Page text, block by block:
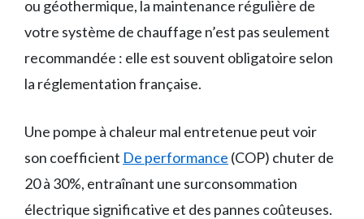
ou géothermique, la maintenance régulière de
votre système de chauffage n’est pas seulement
recommandée : elle est souvent obligatoire selon
la réglementation française.
Une pompe à chaleur mal entretenue peut voir
son coefficient De performance (COP) chuter de
20 à 30%, entraînant une surconsommation
électrique significative et des pannes coûteuses.